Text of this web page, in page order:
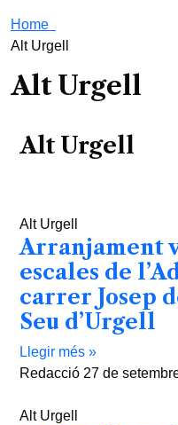
Home
Alt Urgell
Alt Urgell
Alt Urgell
Alt Urgell
Arranjament
escales de
carrer Josep
Seu d’Urgell
Llegir més »
Redacció 27 de
Alt Urgell